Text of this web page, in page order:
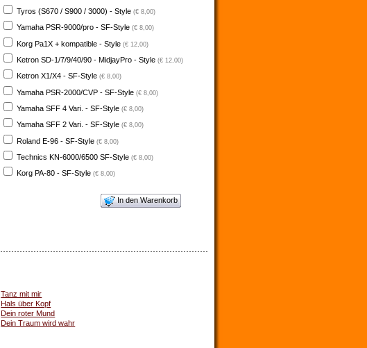
Tyros (S670 / S900 / 3000) - Style (€ 8,00)
Yamaha PSR-9000/pro - SF-Style (€ 8,00)
Korg Pa1X + kompatible - Style (€ 12,00)
Ketron SD-1/7/9/40/90 - MidjayPro - Style (€ 12,00)
Ketron X1/X4 - SF-Style (€ 8,00)
Yamaha PSR-2000/CVP - SF-Style (€ 8,00)
Yamaha SFF 4 Vari. - SF-Style (€ 8,00)
Yamaha SFF 2 Vari. - SF-Style (€ 8,00)
Roland E-96 - SF-Style (€ 8,00)
Technics KN-6000/6500 SF-Style (€ 8,00)
Korg PA-80 - SF-Style (€ 8,00)
In den Warenkorb
Tanz mit mir
Hals über Kopf
Dein roter Mund
Dein Traum wird wahr